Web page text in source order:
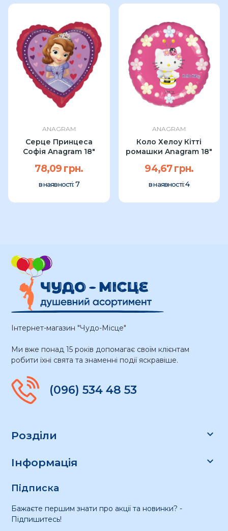
ANAGRAM
Серце Принцеса
Софія Anagram 18"
78,09 грн.
в наявності: 7
ANAGRAM
Коло Хелоу Кітті
ромашки Anagram 18"
94,67 грн.
в наявності:4
Інтернет-магазин "Чудо-Місце"
Ми вже понад 15 років допомагає своїм клієнтам
робити їхні свята та знаменні події яскравіше.
(096) 534 48 53
Розділи 
Інформація 
Підписка
Бажаєте першим знати про акції та новинки? -
Підпишитесь!